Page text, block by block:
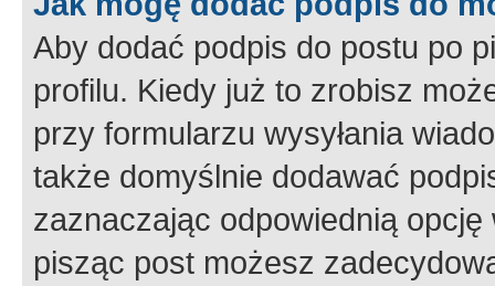
Aby dodać podpis do postu po
profilu. Kiedy już to zrobisz
przy formularzu wysyłania
także domyślnie dodawać
zaznaczając odpowiednią
pisząc post możesz